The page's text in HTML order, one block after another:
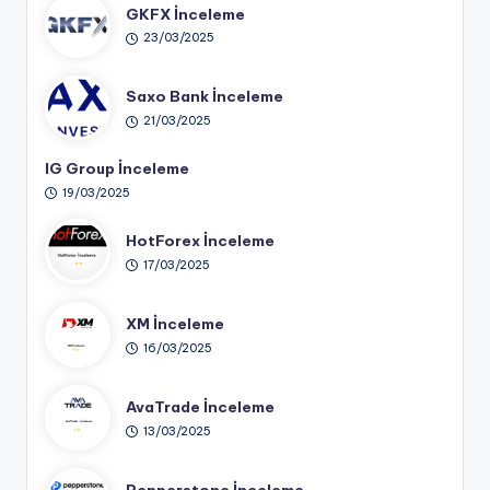
GKFX İnceleme
23/03/2025
Saxo Bank İnceleme
21/03/2025
IG Group İnceleme
19/03/2025
HotForex İnceleme
17/03/2025
XM İnceleme
16/03/2025
AvaTrade İnceleme
13/03/2025